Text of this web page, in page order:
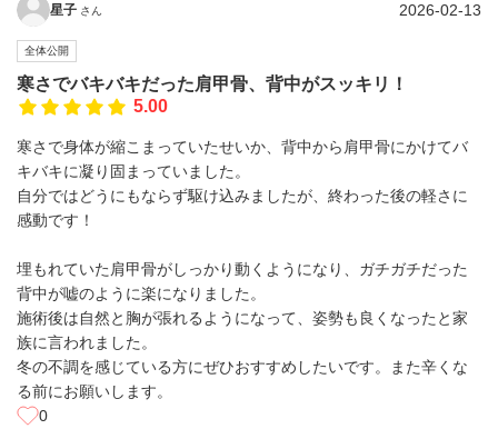
星子 さん 2026-02-13
全体公開
寒さでバキバキだった肩甲骨、背中がスッキリ！
5.00
寒さで身体が縮こまっていたせいか、背中から肩甲骨にかけてバ
キバキに凝り固まっていました。
自分ではどうにもならず駆け込みましたが、終わった後の軽さに
感動です！
埋もれていた肩甲骨がしっかり動くようになり、ガチガチだった
背中が嘘のように楽になりました。
施術後は自然と胸が張れるようになって、姿勢も良くなったと家
族に言われました。
冬の不調を感じている方にぜひおすすめしたいです。また辛くな
る前にお願いします。
0